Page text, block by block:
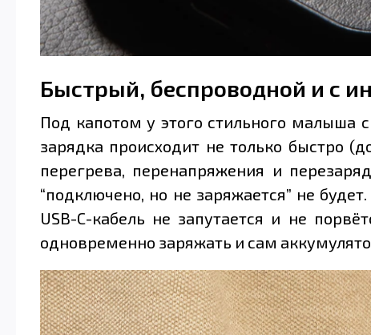
Быстрый, беспроводной и с
Под капотом у этого стильного малыша
зарядка происходит не только быстро
перегрева, перенапряжения и
“подключено, но не заряжается” не
USB-C-кабель не запутается и не
одновременно заряжать и сам